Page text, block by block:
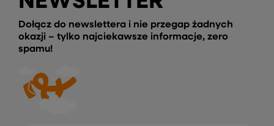
Dołącz do newslettera i nie przegap żadnych
okazji – tylko najciekawsze informacje, zero
spamu!